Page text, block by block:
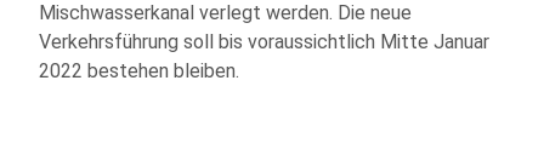
Mischwasserkanal verlegt werden. Die neue
Verkehrsführung soll bis voraussichtlich Mitte Januar
2022 bestehen bleiben.